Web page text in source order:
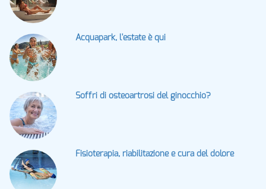
Acquapark, l'estate è qui
Soffri di osteoartrosi del ginocchio?
Fisioterapia, riabilitazione e cura del dolore